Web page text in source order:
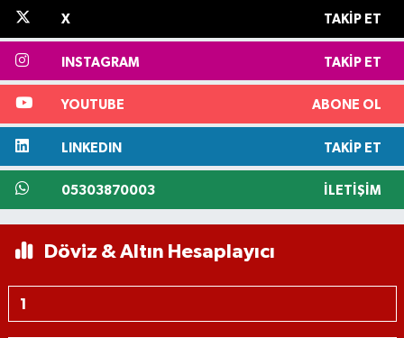
X TAKIP ET
INSTAGRAM TAKIP ET
YOUTUBE ABONE OL
LINKEDIN TAKIP ET
05303870003 İLETIŞIM
Döviz & Altın Hesaplayıcı